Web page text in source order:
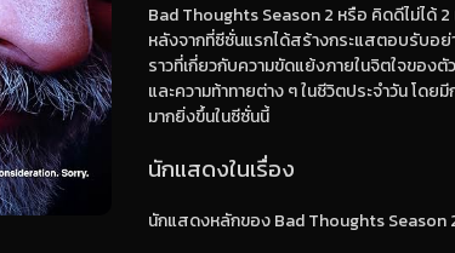
Bad Thoughts Season 2 หรือ คิดดีไม่ได้
หลังจากที่ซีซั่นแรกได้สร้างกระแสตอบรับอ
ราวที่เกี่ยวกับความขัดแย้งภายในจิตใจขอ
และความท้าทายต่าง ๆ ในชีวิตประจำวัน โด
มากยิ่งขึ้นในซีซั่นนี้
นักแสดงในเรื่อง
นักแสดงหลักของ Bad Thoughts Season